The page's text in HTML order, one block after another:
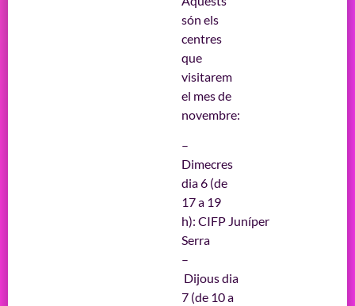
són els
centres
que
visitarem
el mes de
novembre:
–
Dimecres
dia 6 (de
17 a 19
h): CIFP Juníper
Serra
–
Dijous dia
7 (de 10 a